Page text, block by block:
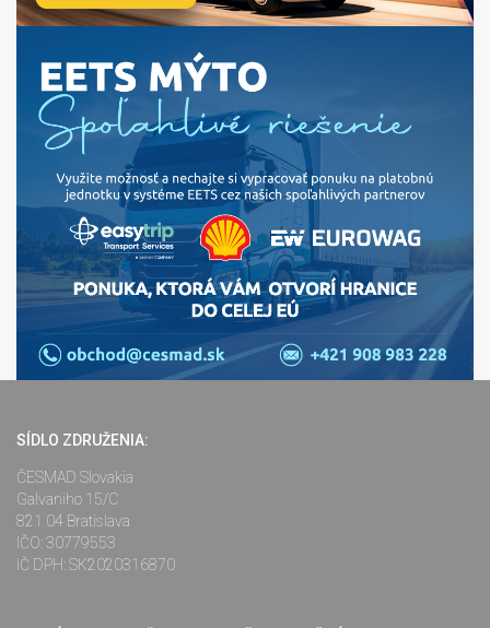
SÍDLO ZDRUŽENIA:
ČESMAD Slovakia
Galvaniho 15/C
821 04 Bratislava
IČO: 30779553
IČ DPH: SK2020316870